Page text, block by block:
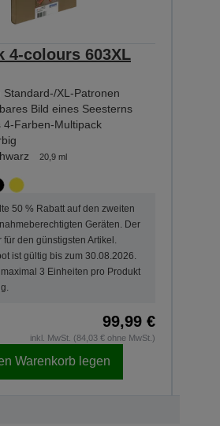
4-colours 603XL
Standard-/XL-Patronen
Bild eines Seesterns
4-Farben-Multipack
20,9 ml
50 % Rabatt auf den zweiten
Geräten. Der
für den günstigsten Artikel.
ist gültig bis zum 30.08.2026.
3 Einheiten pro Produkt
99,99 €
inkl. MwSt. (84,03 € ohne MwSt.)
Warenkorb legen